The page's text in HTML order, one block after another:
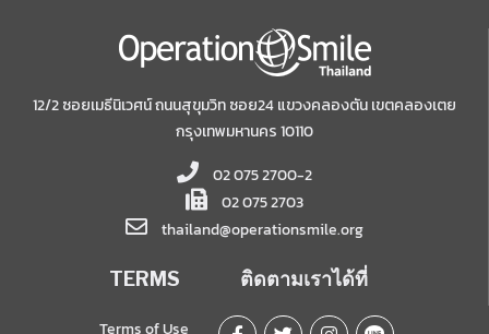
12/2 ซอยเมธีนิเวศน์ ถนนสุขุมวิท ซอย24 แขวงคลองตัน เขตคลองเตย
กรุงเทพมหานคร 10110
02 075 2700-2
02 075 2703
thailand@operationsmile.org
TERMS
Terms of Use
ติดตามเราได้ที่